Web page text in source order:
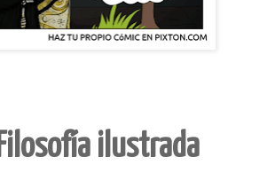
Filosofía ilustrada